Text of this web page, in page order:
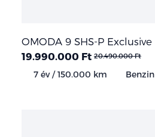
OMODA 9 SHS-P Exclusive
19.990.000 Ft 20.490.000 Ft
7 év / 150.000 km Benzin